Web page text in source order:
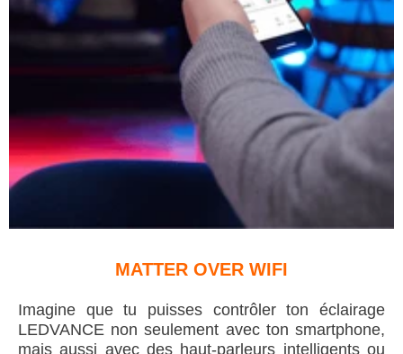
MATTER OVER WIFI
Imagine que tu puisses contrôler ton éclairage
LEDVANCE non seulement avec ton smartphone,
mais aussi avec des haut-parleurs intelligents ou